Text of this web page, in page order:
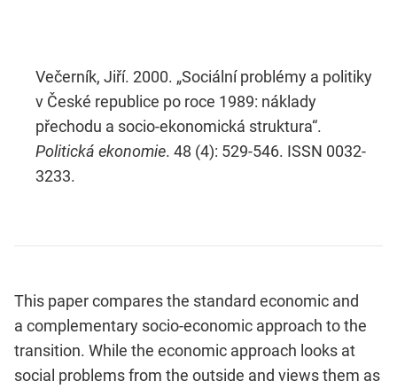
Večerník, Jiří. 2000. „Sociální problémy a politiky
v České republice po roce 1989: náklady
přechodu a socio-ekonomická struktura“.
Politická ekonomie. 48 (4): 529-546. ISSN 0032-
3233.
This paper compares the standard economic and
a complementary socio-economic approach to the
transition. While the economic approach looks at
social problems from the outside and views them as